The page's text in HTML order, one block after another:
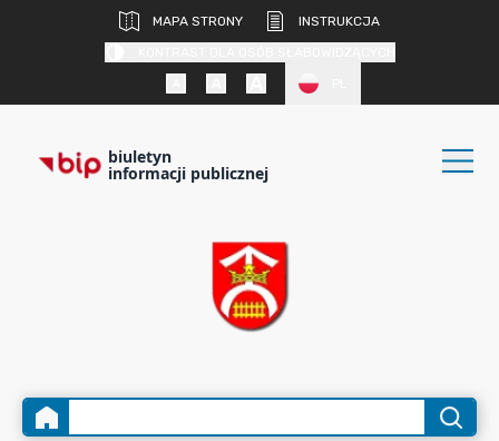
MAPA STRONY
INSTRUKCJA
biuletyn
informacji publicznej